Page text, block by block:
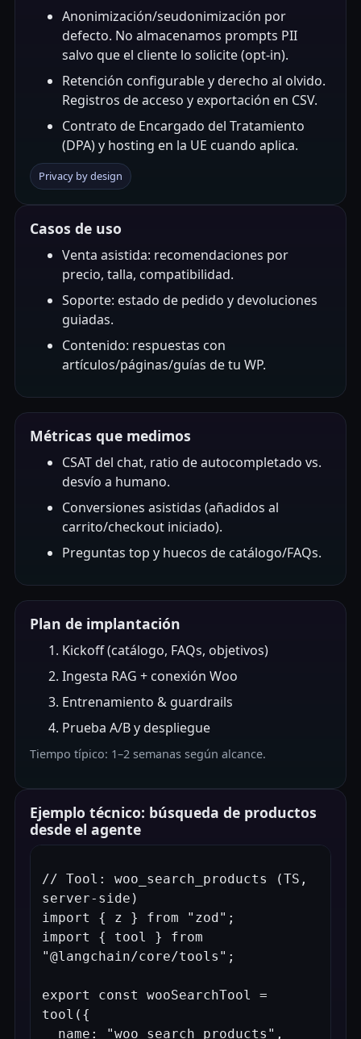
Anonimización/seudonimización por
defecto. No almacenamos prompts PII
salvo que el cliente lo solicite (opt-in).
Retención configurable y derecho al olvido.
Registros de acceso y exportación en CSV.
Contrato de Encargado del Tratamiento
(DPA) y hosting en la UE cuando aplica.
Privacy by design
Casos de uso
Venta asistida: recomendaciones por
precio, talla, compatibilidad.
Soporte: estado de pedido y devoluciones
guiadas.
Contenido: respuestas con
artículos/páginas/guías de tu WP.
Métricas que medimos
CSAT del chat, ratio de autocompletado vs.
desvío a humano.
Conversiones asistidas (añadidos al
carrito/checkout iniciado).
Preguntas top y huecos de catálogo/FAQs.
Plan de implantación
Kickoff (catálogo, FAQs, objetivos)
Ingesta RAG + conexión Woo
Entrenamiento & guardrails
Prueba A/B y despliegue
Tiempo típico: 1–2 semanas según alcance.
Ejemplo técnico: búsqueda de productos
desde el agente
// Tool: woo_search_products (TS,
server-side)
import { z } from "zod";
import { tool } from
"@langchain/core/tools";
export const wooSearchTool =
tool({